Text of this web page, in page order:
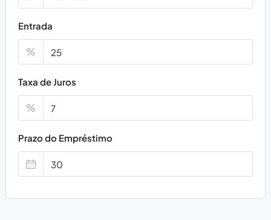
Entrada
%
Taxa de Juros
%
Prazo do Empréstimo